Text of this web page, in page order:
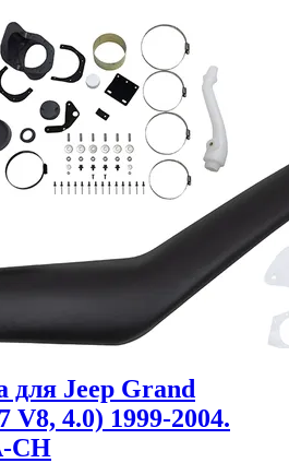
Jeep Grand
V8, 4.0) 1999-2004.
CH